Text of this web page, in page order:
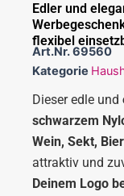
Edler und
flexibel
Art.Nr.69560
Kategorie
Dieser edle und
schwarzem
Wein, Sekt,
attraktiv und
Deinem Logo